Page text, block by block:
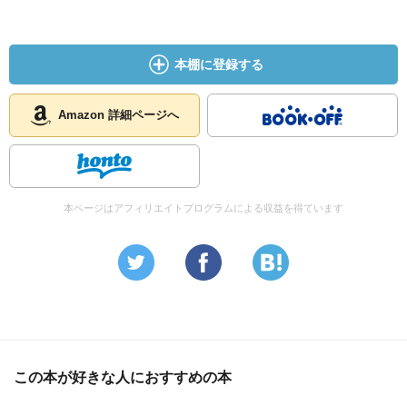
本棚に登録する
Amazon 詳細ページへ
本ページはアフィリエイトプログラムによる収益を得ています
この本が好きな人におすすめの本